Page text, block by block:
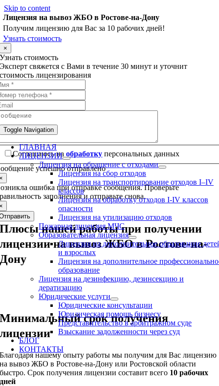
Skip to content
Toggle Navigation
ГЛАВНАЯ
ЛИЦЕНЗИИ
Лицензия на обращение с отходами
Лицензия на сбор отходов
Лицензия на транспортирование отходов I–IV
классов
Лицензия на обработку отходов I-IV классов
опасности
Лицензия на утилизацию отходов
Пожарная лицензия МЧС
Образовательная лицензия
Лицензия на дополнительное образование
и взрослых
Лицензия на дополнительное
образование
Лицензия на дезинфекцию, дезинсекцию и
дератизацию
Юридические услуги
Юридические консультации
Юридическая помощь бизнесу
Представительство в арбитражном суде
Взыскание задолженности через суд
БЛОГ
КОНТАКТЫ
Лицензия на вывоз ЖБО в Ростове-на-Дону
Получим лицензию для Вас за 10 рабочих дней!
Узнать стоимость
×
Узнать стоимость
Эксперт свяжется с Вами в течение 30 минут и уточнит
стоимость лицензирования
Соглашаюсь наобработку персональных данных
успешно отправлено
ошибка при отправке сообщения. Проверьте
заполнения и отправьте снова.
Плюсы нашей работы при получении
лицензии на вывоз ЖБО в Ростове-на-
Дону
Минимальный срок получения
лицензии
Благодаря нашему опыту работы мы получим для Вас лицензию
на вывоз ЖБО в Ростове-на-Дону или Ростовской области
быстро. Срок получения лицензии составит всего 10 рабочих
дней